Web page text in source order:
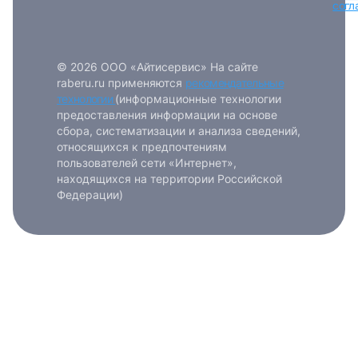
Войти с VK ID
Вход по коду Регистрация
© 2026 ООО «Айтисервис» На сайте
raberu.ru применяются рекомендательные
технологии (информационные технологии
предоставления информации на основе
сбора, систематизации и анализа сведений,
относящихся к предпочтениям
пользователей сети «Интернет»,
находящихся на территории Российской
Федерации)